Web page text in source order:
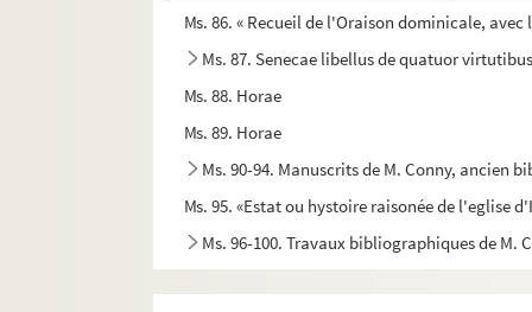
Ms. 86. « Recueil de l'Oraison dominicale,
Ms. 87. Senecae libellus de quatuor
Ms. 88. Horae
Ms. 89. Horae
Ms. 90-94. Manuscrits de M. Conny, ancien
Ms. 95. «Estat ou hystoire raisonée de l'eglise
Ms. 96-100. Travaux bibliographiques de M.